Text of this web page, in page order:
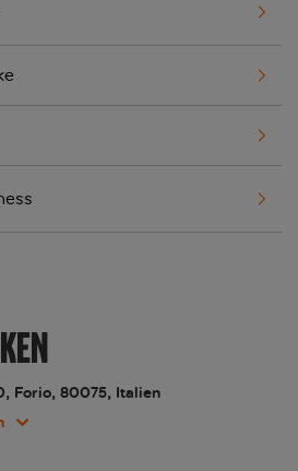
Forio, 80075, Italien